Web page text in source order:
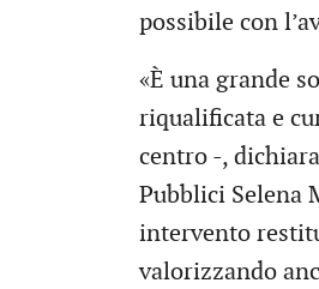
possibile con
«È una grande
riqualificata e
centro -,
Pubblici Selena
intervento
valorizzando